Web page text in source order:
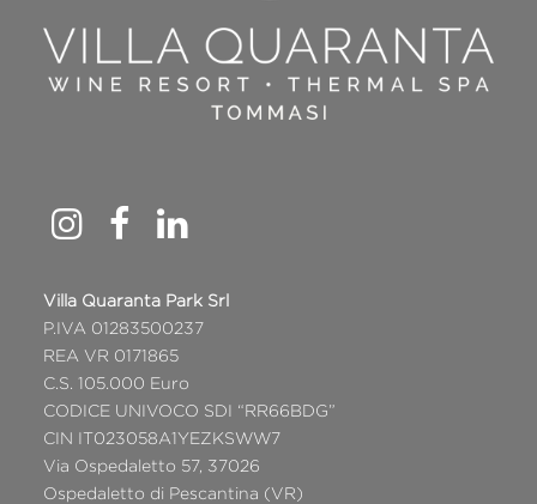
Villa Quaranta Park Srl
P.IVA 01283500237
REA VR 0171865
C.S. 105.000 Euro
CODICE UNIVOCO SDI “RR66BDG”
CIN IT023058A1YEZKSWW7
Via Ospedaletto 57, 37026
Ospedaletto di Pescantina (VR)